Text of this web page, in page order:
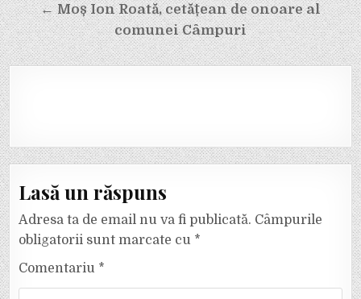
← Moș Ion Roată, cetățean de onoare al
comunei Câmpuri
Lasă un răspuns
Adresa ta de email nu va fi publicată. Câmpurile
obligatorii sunt marcate cu *
Comentariu *